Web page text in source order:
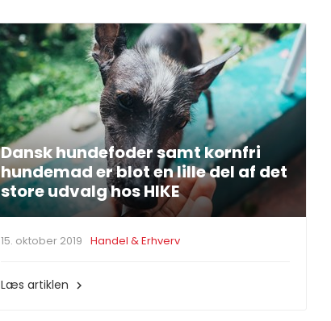
Dansk hundefoder samt kornfri
hundemad er blot en lille del af det
store udvalg hos HIKE
15. oktober 2019 Handel & Erhverv
Læs artiklen 